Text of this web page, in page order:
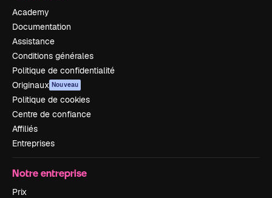
Academy
Documentation
Assistance
Conditions générales
Politique de confidentialité
Originaux Nouveau
Politique de cookies
Centre de confiance
Affiliés
Entreprises
Notre entreprise
Prix